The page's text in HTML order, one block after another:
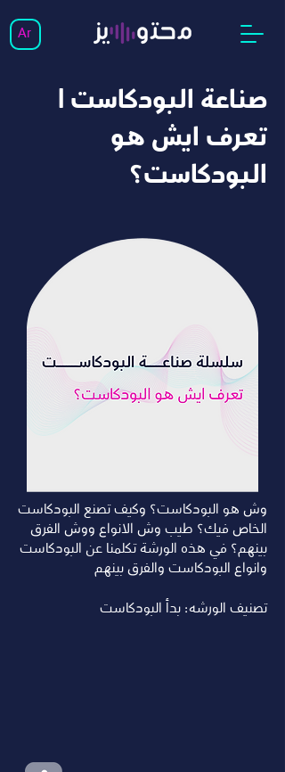
Ar
صناعة البودكاست |
تعرف ايش هو
البودكاست؟
وش هو البودكاست؟ وكيف تصنع البودكاست
الخاص فيك؟ طيب وش الانواع ووش الفرق
بينهم؟ في هذه الورشة تكلمنا عن البودكاست
وانواع البودكاست والفرق بينهم
بدأ البودكاست :تصنيف الورشه